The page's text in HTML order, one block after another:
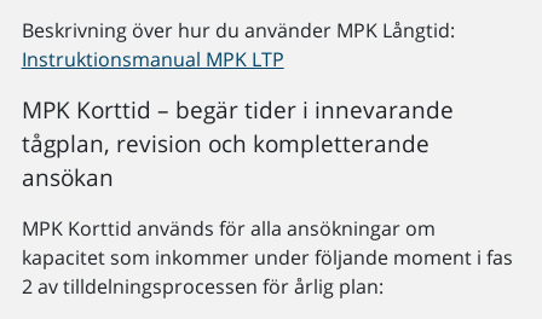
Beskrivning över hur du använder MPK Långtid:
Instruktionsmanual MPK LTP
MPK Korttid – begär tider i innevarande
tågplan, revision och kompletterande
ansökan
MPK Korttid används för alla ansökningar om
kapacitet som inkommer under följande moment i fas
2 av tilldelningsprocessen för årlig plan: